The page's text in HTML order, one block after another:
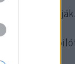
alkalmazhatják.